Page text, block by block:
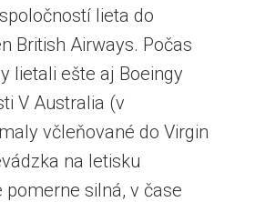
lieta do
British Airways. Počas
lietali ešte aj Boeingy
V Australia (v
včleňované do Virgin
na letisku
pomerne silná, v čase